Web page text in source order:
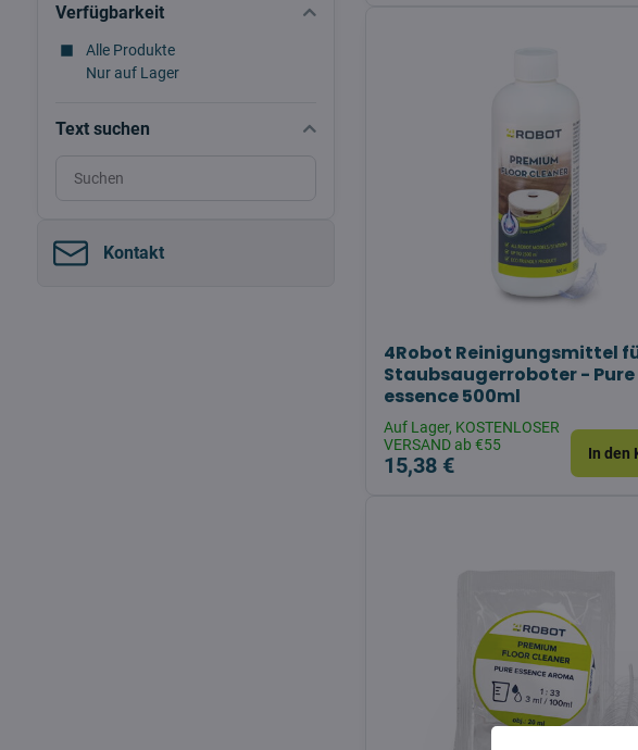
4Robot Reinigungsmittel
Staubsaugerroboter - Pure
essence 500ml
Auf Lager, KOSTENLOSER
VERSAND ab €55
15,38 € In den
Verfügbarkeit
Alle Produkte
Nur auf Lager
Text suchen
Suchfilterergebnisse
Kontakt